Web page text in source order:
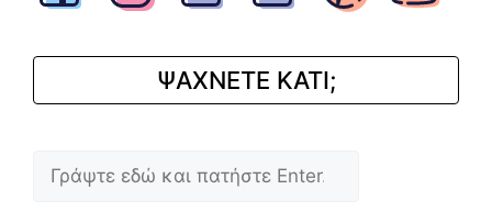
ΨΑΧΝΕΤΕ ΚΑΤΙ;